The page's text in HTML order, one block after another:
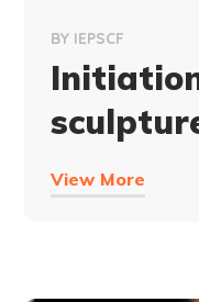
BY IEPSCF
View More